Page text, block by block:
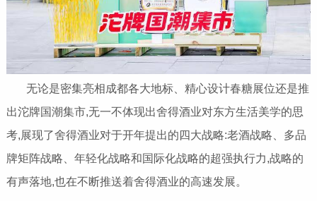
无论是密集亮相成都各大地标、精心设计春糖展位还是推
出沱牌国潮集市,无一不体现出舍得酒业对东方生活美学的思
考,展现了舍得酒业对于开年提出的四大战略:老酒战略、多品
牌矩阵战略、年轻化战略和国际化战略的超强执行力,战略的
有声落地,也在不断推送着舍得酒业的高速发展。